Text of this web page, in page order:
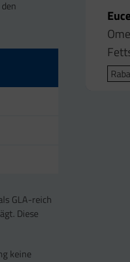
GLA-reich
Diese
keine